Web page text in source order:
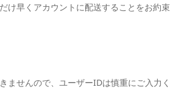
け早くアカウントに配送することをお約束
ませんので、ユーザーIDは慎重にご入力く